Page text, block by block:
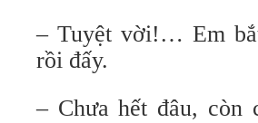
– Tuyệt vời!… Em
rồi đấy.
– Chưa hết đâu, còn